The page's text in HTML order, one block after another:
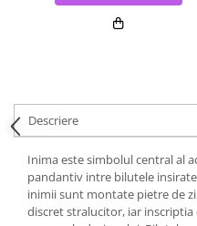
Descriere
Inima este simbolul central al
pandantiv intre bilutele
inimii sunt montate pietre de
discret stralucitor, iar